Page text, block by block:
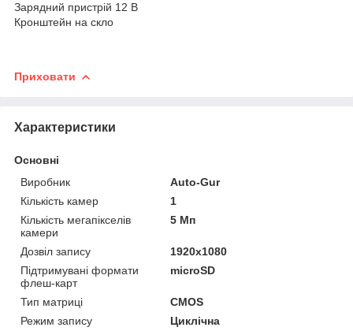
Зарядний пристрій 12 В
Кронштейн на скло
Приховати
Характеристики
Основні
Виробник
Auto-Gur
Кількість камер
1
Кількість мегапікселів
камери
5 Мп
Дозвіл запису
1920х1080
Підтримувані формати
флеш-карт
microSD
Тип матриці
CMOS
Режим запису
Циклічна